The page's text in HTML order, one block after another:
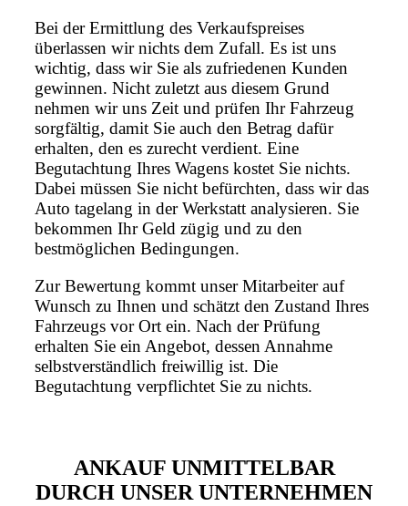
Bei der Ermittlung des Verkaufspreises
überlassen wir nichts dem Zufall. Es ist uns
wichtig, dass wir Sie als zufriedenen Kunden
gewinnen. Nicht zuletzt aus diesem Grund
nehmen wir uns Zeit und prüfen Ihr Fahrzeug
sorgfältig, damit Sie auch den Betrag dafür
erhalten, den es zurecht verdient. Eine
Begutachtung Ihres Wagens kostet Sie nichts.
Dabei müssen Sie nicht befürchten, dass wir das
Auto tagelang in der Werkstatt analysieren. Sie
bekommen Ihr Geld zügig und zu den
bestmöglichen Bedingungen.
Zur Bewertung kommt unser Mitarbeiter auf
Wunsch zu Ihnen und schätzt den Zustand Ihres
Fahrzeugs vor Ort ein. Nach der Prüfung
erhalten Sie ein Angebot, dessen Annahme
selbstverständlich freiwillig ist. Die
Begutachtung verpflichtet Sie zu nichts.
ANKAUF UNMITTELBAR
DURCH UNSER UNTERNEHMEN